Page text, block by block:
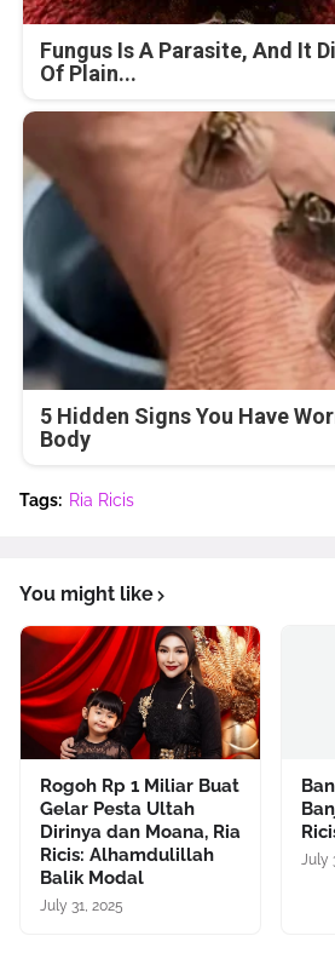
Fungus Is A Parasite, And It
Of Plain...
5 Hidden Signs You Have
Body
Tags: Ria Ricis
You might like
Rogoh Rp 1 Miliar Buat
Gelar Pesta Ultah
Dirinya dan Moana, Ria
Ricis: Alhamdulillah
Balik Modal
July 31, 2025
July